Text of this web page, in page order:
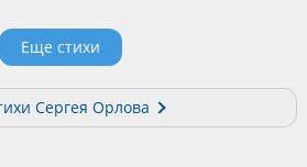
Еще стихи
Сергея Орлова